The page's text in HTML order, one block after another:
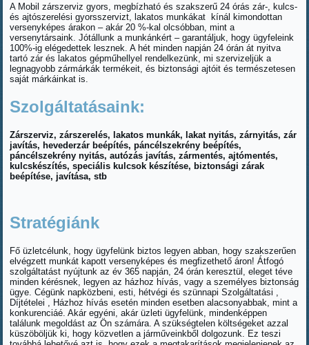
A Mobil zárszerviz gyors, megbízható és szakszerű 24 órás zár-, kulcs-
és ajtószerelési gyorsszervizt, lakatos munkákat kínál kimondottan
versenyképes árakon – akár 20 %-kal olcsóbban, mint a
versenytársaink. Jótállunk a munkánkért – garantáljuk, hogy ügyfeleink
100%-ig elégedettek lesznek. A hét minden napján 24 órán át nyitva
tartó zár és lakatos gépműhellyel rendelkezünk, mi szervizeljük a
legnagyobb zármárkák termékeit, és biztonsági ajtóit és természetesen
saját márkáinkat is.
Szolgáltatásaink:
Zárszerviz, zárszerelés, lakatos munkák, lakat nyitás, zárnyitás, zár
javítás, hevederzár beépítés, páncélszekrény beépítés,
páncélszekrény nyitás, autózás javítás, zármentés, ajtómentés,
kulcskészítés, speciális kulcsok készítése, biztonsági zárak
beépítése, javítása, stb
Stratégiánk
Fő üzletcélunk, hogy ügyfelünk biztos legyen abban, hogy szakszerűen
elvégzett munkát kapott versenyképes és megfizethető áron! Átfogó
szolgáltatást nyújtunk az év 365 napján, 24 órán keresztül, eleget téve
minden kérésnek, legyen az házhoz hívás, vagy a személyes biztonság
ügye. Cégünk napközbeni, esti, hétvégi és szünnapi Szolgáltatási ,
Díjtételei , Házhoz hívás esetén minden esetben alacsonyabbak, mint a
konkurenciáé. Akár egyéni, akár üzleti ügyfelünk, mindenképpen
találunk megoldást az Ön számára. A szükségtelen költségeket azzal
küszöböljük ki, hogy közvetlen a járműveinkből dolgozunk. Ez teszi